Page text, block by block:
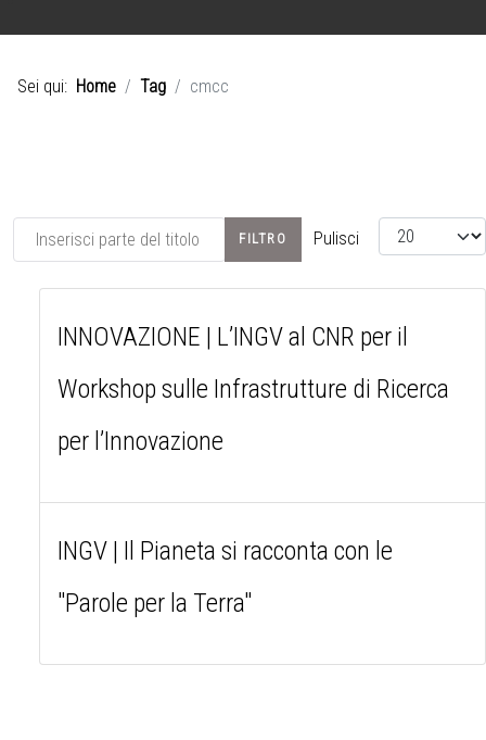
Sei qui: Home Tag cmcc
Inserisci parte del titolo FILTRO Pulisci Visualizza #
INNOVAZIONE | L’INGV al CNR per il
Workshop sulle Infrastrutture di Ricerca
per l’Innovazione
INGV | Il Pianeta si racconta con le
"Parole per la Terra"